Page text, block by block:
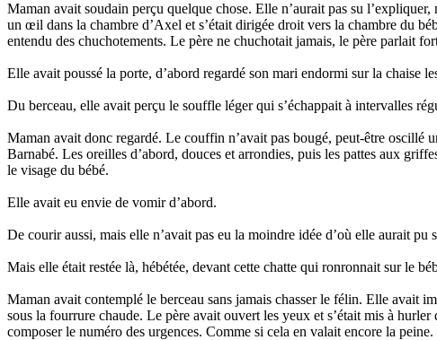
Maman avait soudain perçu quelque chose. Elle n’aurait pas su
un œil dans la chambre d’Axel et s’était dirigée droit vers la chambre du
entendu des chuchotements. Le père ne chuchotait jamais, le père parlait
Elle avait poussé la porte, d’abord regardé son mari endormi sur la
Du berceau, elle avait perçu le souffle léger qui s’échappait à intervalles
Maman avait donc regardé. Le couffin n’avait pas bougé, peut-être oscillé
Barnabé. Les oreilles d’abord, douces et arrondies, puis les pattes aux
le visage du bébé.
Elle avait eu envie de vomir d’abord.
De courir aussi, mais elle n’avait pas eu la moindre idée d’où elle aurait pu
Mais elle était restée là, hébétée, devant cette chatte qui ronronnait sur le
Maman avait contemplé le berceau sans jamais chasser le félin. Elle avait
sous la fourrure chaude. Le père avait ouvert les yeux et s’était mis à
composer le numéro des urgences. Comme si cela en valait encore la peine.